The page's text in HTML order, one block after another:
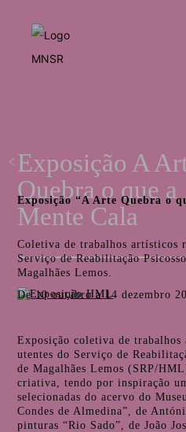
Exposição A
Quebra o que a
Mente Cala
Exposição “A Arte Quebra o
Coletiva de trabalhos artísticos
Serviço de Reabilitação
Magalhães Lemos.
De 10 outubro a 14 dezembro
Exposição coletiva de
utentes do Serviço de
de Magalhães Lemos (SRP/
criativa, tendo por inspiração
selecionadas do acervo do
Condes de Almedina”, de
pinturas “Rio Sado”, de João